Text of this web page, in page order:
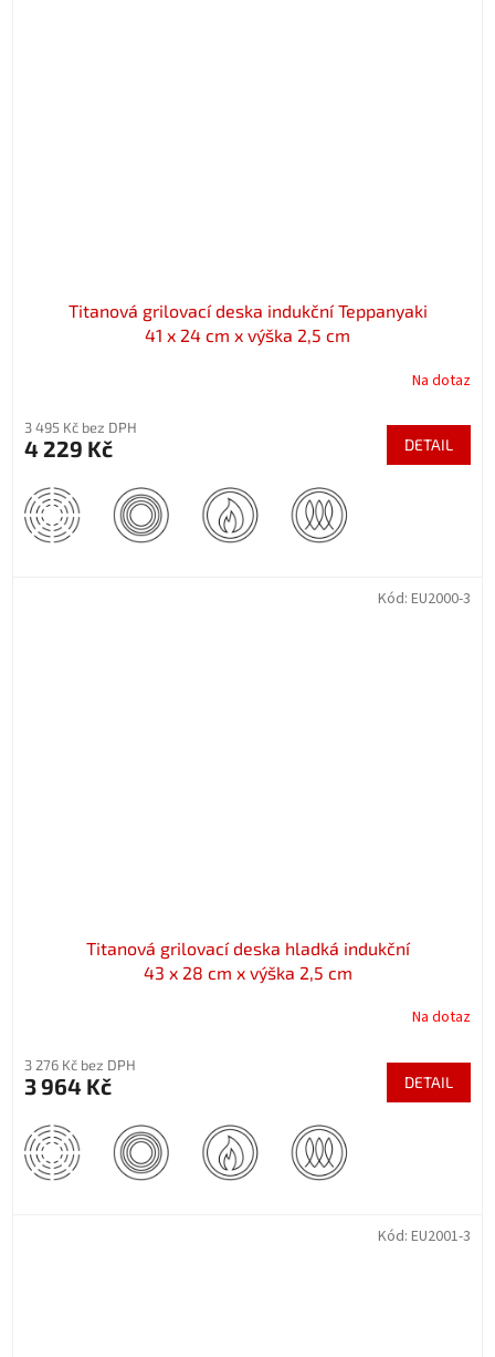
Titanová grilovací deska indukční Teppanyaki
41 x 24 cm x výška 2,5 cm
Na dotaz
3 495 Kč bez DPH
4 229 Kč DETAIL
Titanová grilovací deska hladká indukční
43 x 28 cm x výška 2,5 cm
Na dotaz
3 276 Kč bez DPH
3 964 Kč DETAIL
Kód: EU2000-3
Kód: EU2001-3